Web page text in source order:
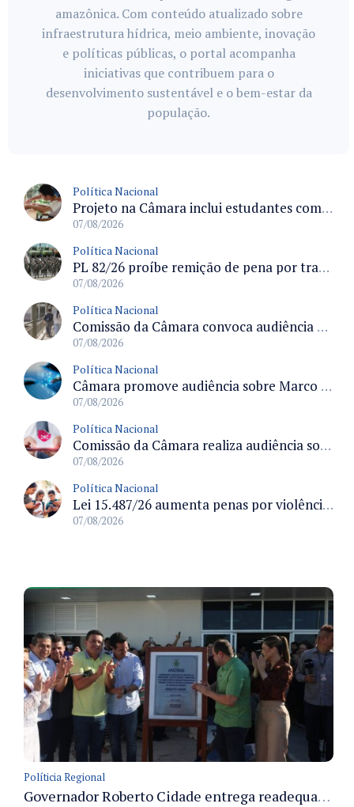
amazônica. Com conteúdo atualizado sobre
infraestrutura hídrica, meio ambiente, inovação
e políticas públicas, o portal acompanha
iniciativas que contribuem para o
desenvolvimento sustentável e o bem-estar da
população.
Política Nacional
Projeto na Câmara inclui estudantes com deficiência no regime escolar especial da LDB e estabelece critérios para frequência
07/08/2026
Política Nacional
PL 82/26 proíbe remição de pena por trabalho em funções militares para condenados por crimes contra o Estado Democrático de Direito
07/08/2026
Política Nacional
Comissão da Câmara convoca audiência para discutir misoginia nas escolas e universidades após divulgação de listas misóginas
07/08/2026
Política Nacional
Câmara promove audiência sobre Marco de Fomento à Economia Digital e impactos da inteligência artificial
07/08/2026
Política Nacional
Comissão da Câmara realiza audiência sobre apostas online para medir o tamanho do mercado ilegal
07/08/2026
Política Nacional
Lei 15.487/26 aumenta penas por violência sexual digital contra crianças e adolescentes e autoriza ronda virtual para investigação
07/08/2026
Políticia Regional
Governador Roberto Cidade entrega readequação do ambulatório da FCecon e amplia capacidade de atendimento oncológico em Manaus